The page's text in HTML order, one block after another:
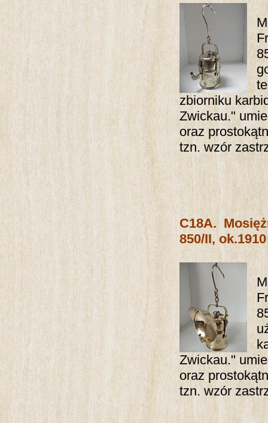
zbiorniku
Zwickau."
oraz
tzn. wzór
C18A.
850/II,
Zwickau."
oraz
tzn. wzór